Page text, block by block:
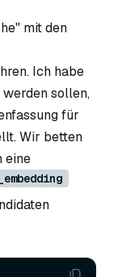
mit den
Ich habe
sollen,
für
Wir betten
eine